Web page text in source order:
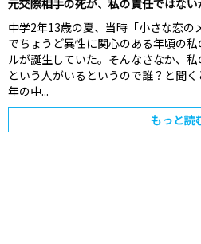
元交際相手の死が、私の責任ではな
中学2年13歳の夏、当時「小さな恋の
でちょうど異性に関心のある年頃の
ルが誕生していた。そんなさなか、
という人がいるというので誰？と聞
年の中...
もっと読